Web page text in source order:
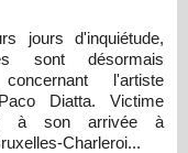
jours d'inquiétude,
sont désormais
l'artiste
Diatta. Victime
à son arrivée à
Charleroi...